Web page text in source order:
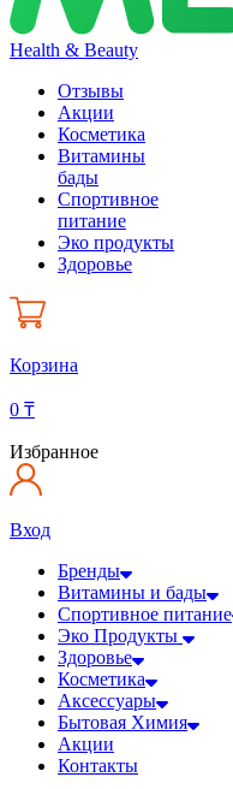
Health & Beauty
Отзывы
Акции
Косметика
Витамины
бады
Спортивное
питание
Эко продукты
Здоровье
Корзина
0 ₸
Избранное
Вход
Бренды
Витамины и бады
Спортивное питание
Эко Продукты
Здоровье
Косметика
Аксессуары
Бытовая Химия
Акции
Контакты